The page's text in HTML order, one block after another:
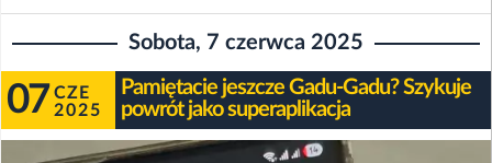
Sobota, 7 czerwca 2025
07 CZE
2025
Pamiętacie jeszcze Gadu-Gadu? Szykuje
powrót jako superaplikacja